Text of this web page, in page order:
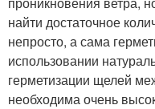
найти достаточное
непросто, а сама
использовании
герметизации щелей
необходима очень